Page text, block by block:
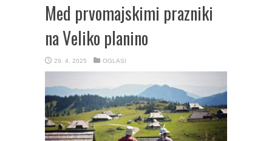
Med prvomajskimi prazniki
na Veliko planino
29. 4. 2025 OGLASI